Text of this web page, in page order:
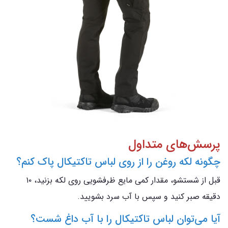
پرسش‌های متداول
چگونه لکه روغن را از روی لباس تاکتیکال پاک کنم؟
قبل از شستشو، مقدار کمی مایع ظرفشویی روی لکه بزنید، ۱۰
دقیقه صبر کنید و سپس با آب سرد بشویید.
آیا می‌توان لباس تاکتیکال را با آب داغ شست؟